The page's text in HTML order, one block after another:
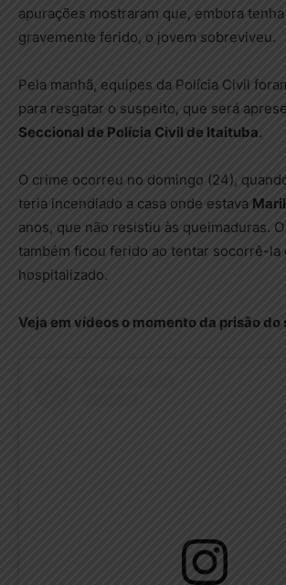
apurações mostraram que, embora
gravemente ferido, o jovem sobreviveu.
Pela manhã, equipes da Polícia Civil
para resgatar o suspeito, que será
Seccional de Polícia Civil de Itaituba.
O crime ocorreu no domingo (24),
teria incendiado a casa onde estava
anos, que não resistiu às queimaduras.
também ficou ferido ao tentar socorrê-la
hospitalizado.
Veja em vídeos o momento da prisão do